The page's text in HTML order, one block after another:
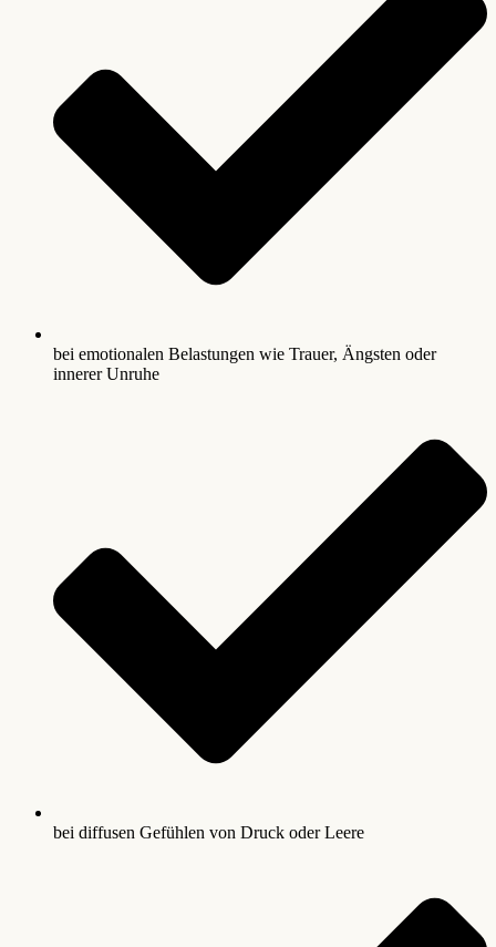
bei emotionalen Belastungen wie Trauer, Ängsten oder
innerer Unruhe
bei diffusen Gefühlen von Druck oder Leere